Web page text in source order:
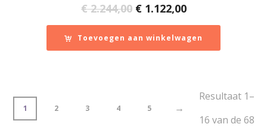
€2.244,00 Oorspronkelijke
prijs
was:
€ 2.244,00.
€1.122,00Huidige
prijs
is:
€ 1.122,00.
Toevoegen aan winkelwagen
1 2 3 4 5 →
Resultaat 1–
16 van de 68